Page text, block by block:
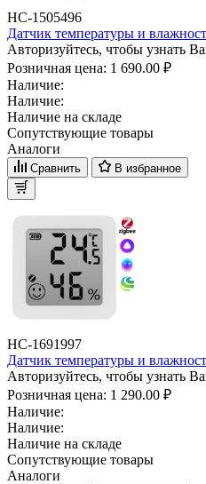
НС-1505496
Датчик температуры и
Авторизуйтесь, чтобы узнать
Розничная цена: 1 690.00 ₽
Наличие:
Наличие:
Наличие на складе
Сопутствующие товары
Аналоги
Сравнить В избранное
НС-1691997
Датчик температуры и
Авторизуйтесь, чтобы узнать
Розничная цена: 1 290.00 ₽
Наличие:
Наличие:
Наличие на складе
Сопутствующие товары
Аналоги